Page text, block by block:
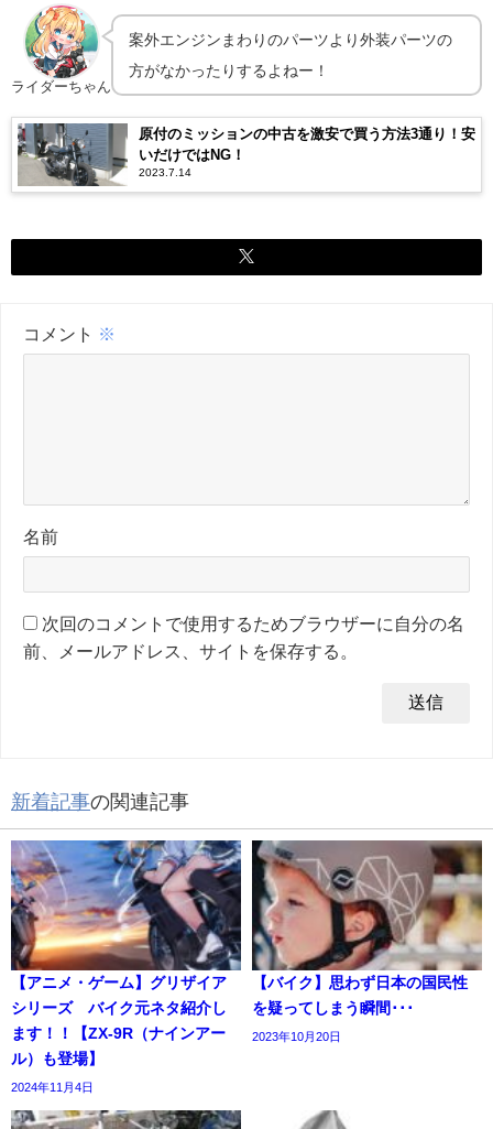
ライダーちゃん
案外エンジンまわりのパーツより外装パーツの
方がなかったりするよねー！
原付のミッションの中古を激安で買う方法3通り！安
いだけではNG！
2023.7.14
コメント ※
名前
次回のコメントで使用するためブラウザーに自分の名
前、メールアドレス、サイトを保存する。
新着記事の関連記事
【アニメ・ゲーム】グリザイア
シリーズ バイク元ネタ紹介し
ます！！【ZX-9R（ナインアー
ル）も登場】
2024年11月4日
【バイク】思わず日本の国民性
を疑ってしまう瞬間･･･
2023年10月20日